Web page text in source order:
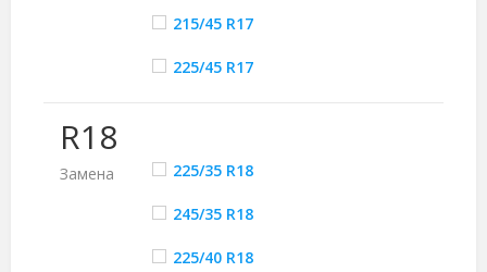
215/45 R17
225/45 R17
R18
Замена 225/35 R18
245/35 R18
225/40 R18